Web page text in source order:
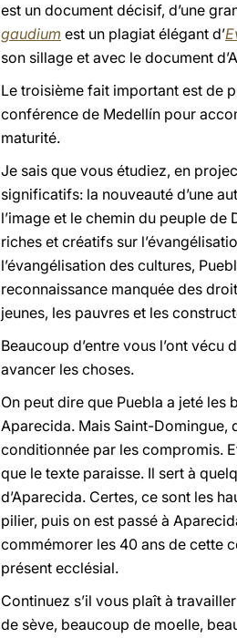
est un document décisif, d’une
gaudium est un plagiat élégant d’
son sillage et avec le document
Le troisième fait important est de
conférence de Medellín pour
maturité.
Je sais que vous étudiez, en
significatifs: la nouveauté d’une
l’image et le chemin du peuple de
riches et créatifs sur
l’évangélisation des cultures,
reconnaissance manquée des
jeunes, les pauvres et les
Beaucoup d’entre vous l’ont
avancer les choses.
On peut dire que Puebla a jeté les
Aparecida. Mais Saint-Domingue,
conditionnée par les compromis.
que le texte paraisse. Il sert à
d’Aparecida. Certes, ce sont les
pilier, puis on est passé à
commémorer les 40 ans de cette
présent ecclésial.
Continuez s’il vous plaît à
de sève, beaucoup de moelle,